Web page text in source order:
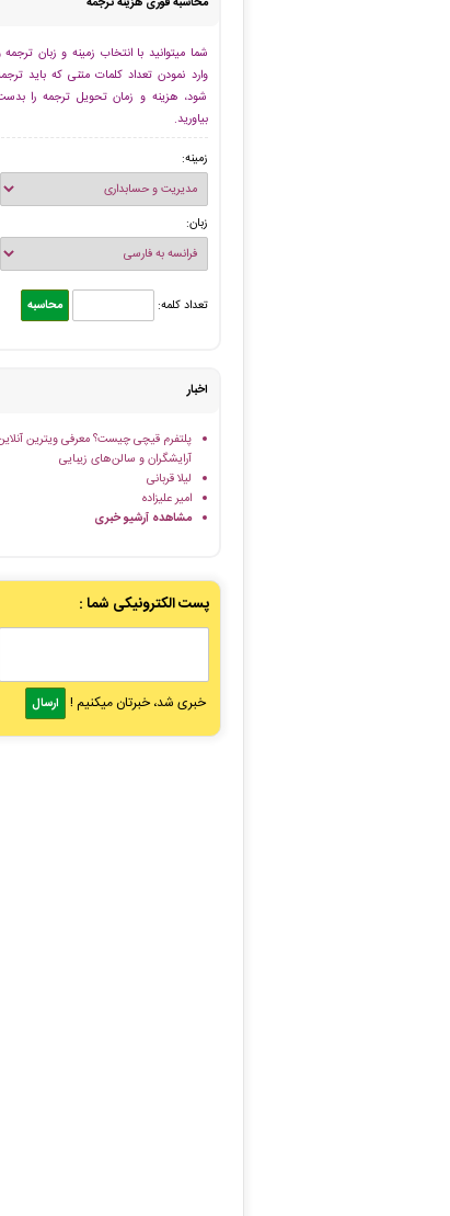
شما میتوانید با انتخاب زمینه و زبان ترجمه
وارد نمودن تعداد کلمات متنی که باید
شود، هزینه و زمان تحویل ترجمه را
بیاورید.
زمینه:
زبان:
تعداد کلمه:
اخبار
پلتفرم قیچی چیست؟ معرفی ویترین
آرایشگران و سالن‌های زیبایی
لیلا قربانی
امیر علیزاده
مشاهده آرشیو خبری
پست الکترونیکی شما :
خبری شد، خبرتان میکنیم !